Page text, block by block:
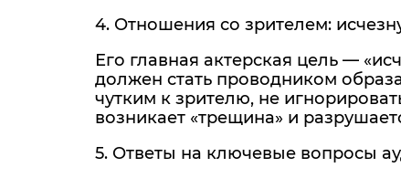
4. Отношения со зрителем:
Его главная актерская цель —
должен стать проводником
чутким к зрителю, не
возникает «трещина» и
5. Ответы на ключевые вопросы